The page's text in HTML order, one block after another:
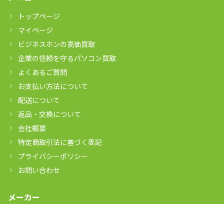
トップページ
マイページ
ビジネスホンの高価買取
企業の信頼を守るパソコン買取
よくあるご質問
お支払い方法について
配送について
返品・交換について
会社概要
特定商取引法に基づく表記
プライバシーポリシー
お問い合わせ
メーカー